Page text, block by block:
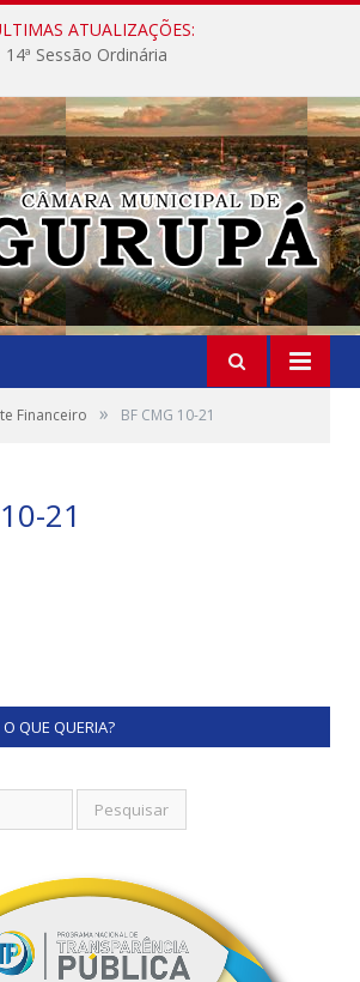
ATUALIZAÇÕES:
14ª Sessão Ordinária
Financeiro » BF CMG 10-21
21
QUE QUERIA?